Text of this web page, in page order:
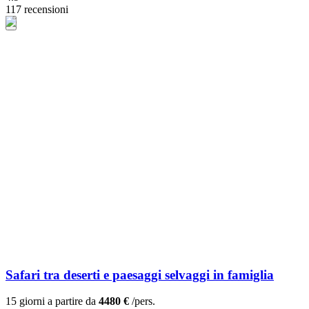
117 recensioni
Safari tra deserti e paesaggi selvaggi in famiglia
15 giorni a partire da 4480 € /pers.